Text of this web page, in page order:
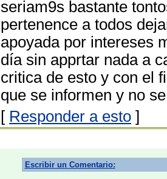
seriam9s bastante
pertenence a todos
apoyada por intereses
día sin apprtar nada a
critica de esto y con el
que se informen y no
[ Responder a esto ]
Escribir un Comentario: